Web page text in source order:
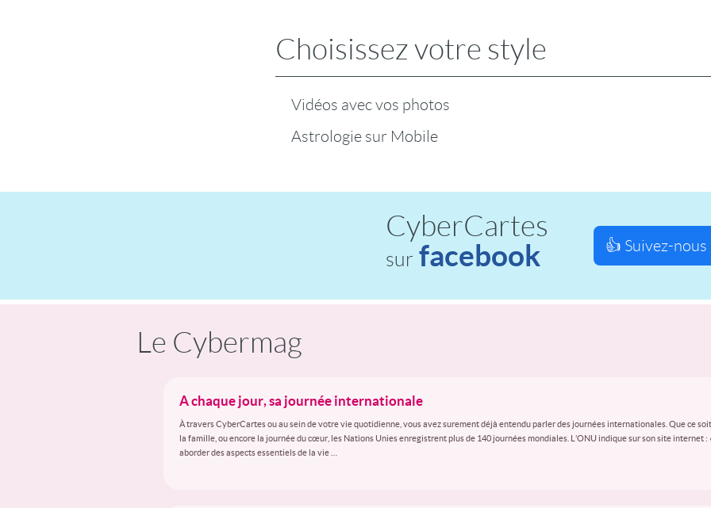
Choisissez votre style
Vidéos avec vos photos
Astrologie sur Mobile
CyberCartes
sur facebook 👍 Suivez-nous
Le Cybermag
A chaque jour, sa journée internationale
À travers CyberCartes ou au sein de votre vie quotidienne, vous avez surement déjà entendu parler des journées internationales. Que ce
la famille, ou encore la journée du cœur, les Nations Unies enregistrent plus de 140 journées mondiales. L’ONU indique sur son site internet
aborder des aspects essentiels de la vie …